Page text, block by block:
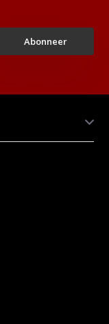
Abonneer